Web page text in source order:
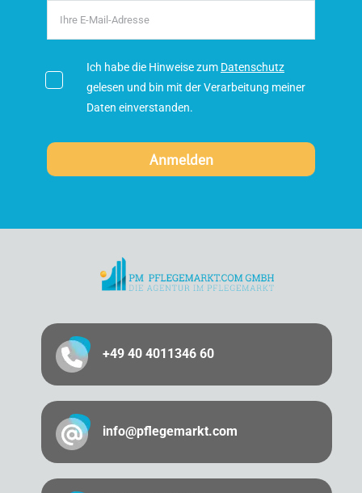
Ich habe die Hinweise zum Datenschutz
gelesen und bin mit der Verarbeitung meiner
Daten einverstanden.
+49 40 4011346 60
info@pflegemarkt.com